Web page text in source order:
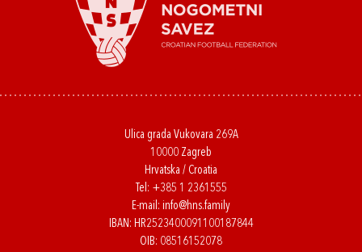
Ulica grada Vukovara 269A
10000 Zagreb
Hrvatska / Croatia
Tel: +385 1 2361555
E-mail: info@hns.family
IBAN: HR2523400091100187844
OIB: 08516152078